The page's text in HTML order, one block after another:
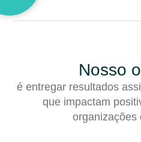
Nosso
é entregar resultados
que impactam
organizações